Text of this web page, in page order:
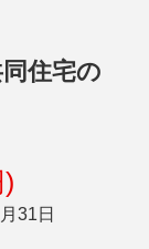
住宅の
31日